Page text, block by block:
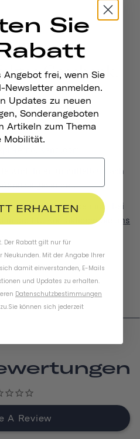
sie
Geschenk.
wird Ihnen unmittelbar nach
gesendet.
möglicherweise nicht bei
in die EU.
Kontaktieren Sie uns
A Review
Sie
Angebot frei, wenn Sie
Newsletter anmelden.
Updates zu neuen
Sonderangeboten
Artikeln zum Thema
Mobilität.
ERHALTEN
Der Rabatt gilt nur für
Neukunden. Mit der Angabe Ihrer
damit einverstanden, E-Mails
und Updates zu erhalten.
Datenschutzbestimmungen
zu.Sie können sich jederzeit